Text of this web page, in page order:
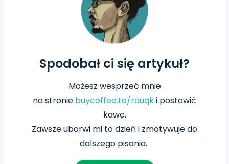
Spodobał ci się artykuł?
Możesz wesprzeć mnie
nastronie buycoffee.to/rauqki postawić
kawę.
Zawsze ubarwi mi to dzień i zmotywuje do
dalszego pisania.